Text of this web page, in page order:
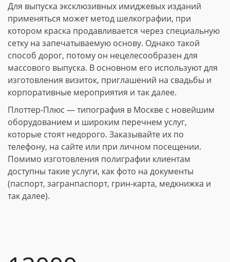
Для выпуска эксклюзивных имиджевых изданий
применяться может метод шелкографии, при
котором краска продавливается через специальную
сетку на запечатываемую основу. Однако такой
способ дорог, потому он нецелесообразен для
массового выпуска. В основном его используют для
изготовления визиток, приглашений на свадьбы и
корпоративные мероприятия и так далее.
Плоттер-Плюс — типография в Москве с новейшим
оборудованием и широким перечнем услуг,
которые стоят недорого. Заказывайте их по
телефону, на сайте или при личном посещении.
Помимо изготовления полиграфии клиентам
доступны такие услуги, как фото на документы
(паспорт, загранпаспорт, грин-карта, медкнижка и
так далее).